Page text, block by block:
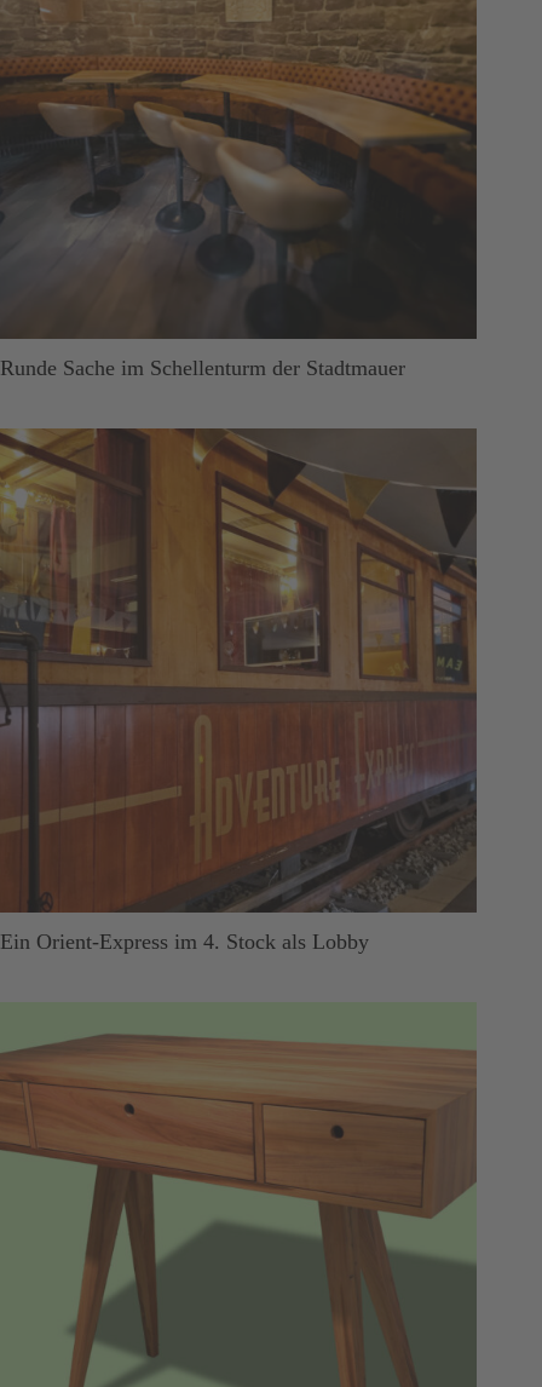
Runde Sache im Schellenturm der Stadtmauer
Ein Orient-Express im 4. Stock als Lobby